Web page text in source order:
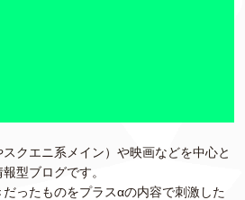
クエニ系メイン）や映画などを中心と
型ブログです。
ったものをプラスαの内容で刺激した